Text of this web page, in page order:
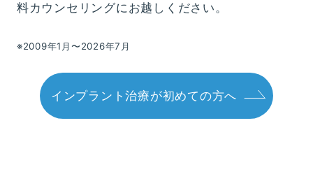
料カウンセリングにお越しください。
※2009年1月〜2026年7 月
インプラント治療が初めての方へ